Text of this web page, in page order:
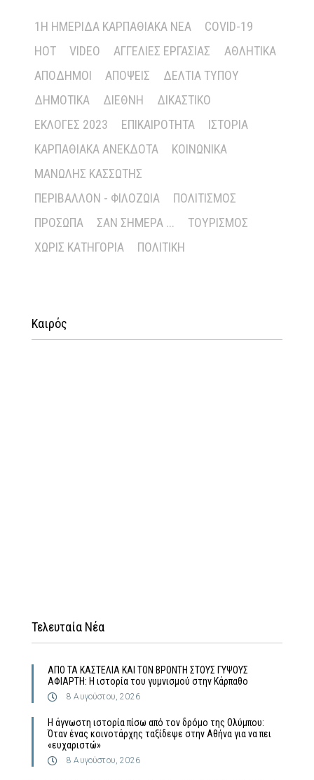
1Η ΗΜΕΡΊΔΑ ΚΑΡΠΑΘΙΑΚΆ ΝΈΑ
COVID-19
HOT
VIDEO ΑΓΓΕΛΊΕΣ ΕΡΓΑΣΊΑΣ
ΑΘΛΗΤΙΚΆ
ΑΠΌΔΗΜΟΙ
ΑΠΌΨΕΙΣ
ΔΕΛΤΊΑ ΤΎΠΟΥ
ΔΗΜΟΤΙΚΆ
ΔΙΕΘΝΉ
ΔΙΚΑΣΤΙΚΌ
ΕΚΛΟΓΈΣ 2023
ΕΠΙΚΑΙΡΌΤΗΤΑ
ΙΣΤΟΡΊΑ
ΚΑΡΠΑΘΙΑΚΆ ΑΝΈΚΔΟΤΑ
ΚΟΙΝΩΝΙΚΆ
ΜΑΝΏΛΗΣ ΚΑΣΣΏΤΗΣ
ΠΕΡΙΒΆΛΛΟΝ - ΦΙΛΟΖΩΊΑ
ΠΟΛΙΤΙΣΜΌΣ
ΠΡΌΣΩΠΑ
ΣΑΝ ΣΉΜΕΡΑ ...
ΤΟΥΡΙΣΜΌΣ
ΧΩΡΊΣ ΚΑΤΗΓΟΡΊΑ
ΠΟΛΙΤΙΚΉ
Καιρός
Τελευταία Νέα
ΑΠΟ ΤΑ ΚΑΣΤΕΛΙΑ ΚΑΙ ΤΟΝ ΒΡΟΝΤΗ ΣΤΟΥΣ ΓΥΨΟΥΣ
ΑΦΙΑΡΤΗ: Η ιστορία του γυμνισμού στην Κάρπαθο
8 Αυγούστου, 2026
Η άγνωστη ιστορία πίσω από τον δρόμο της Ολύμπου:
Όταν ένας κοινοτάρχης ταξίδεψε στην Αθήνα για να πει
«ευχαριστώ»
8 Αυγούστου, 2026